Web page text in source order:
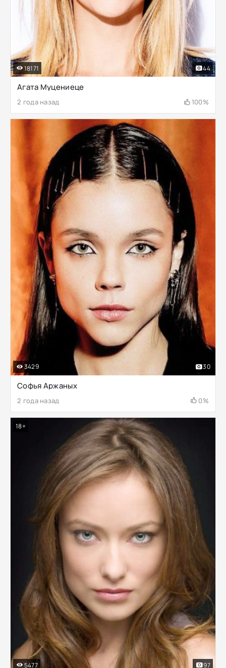
Агата Муцениеце
2 года назад 100%
18171 44
Софья Аржаных
2 года назад 0%
3429 30
5477 97
18+